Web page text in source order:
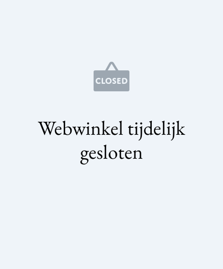
Webwinkel tijdelijk
gesloten